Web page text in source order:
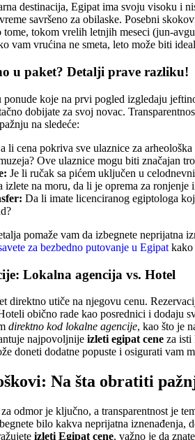
destinacija, Egipat ima svoju visoku i
savršeno za obilaske. Posebni
tokom vrelih letnjih meseci (jun-
vam vrućina ne smeta, leto može biti
u paket? Detalji prave razliku!
ponude koje na prvi pogled izgledaju
dobijate za svoj novac.
na sledeće:
li cena pokriva sve ulaznice za
Ove ulaznice mogu biti značajan
Je li ručak sa pićem uključen u
izlete na moru, da li je oprema za
Da li imate licenciranog egiptologa
pomaže vam da izbegnete neprijatna
za bezbedno putovanje u Egipat kako
Lokalna agencija vs. Hotel
direktno utiče na njegovu cenu.
obično rade kao posrednici i dodaju
direktno kod lokalne agencije, kao što je
najpovoljnije izleti egipat cene za isti
doneti dodatne popuste i osigurati vam
Na šta obratiti
odmor je ključno, a transparentnost je
bilo kakva neprijatna iznenađenja,
izleti Egipat cene, važno je da